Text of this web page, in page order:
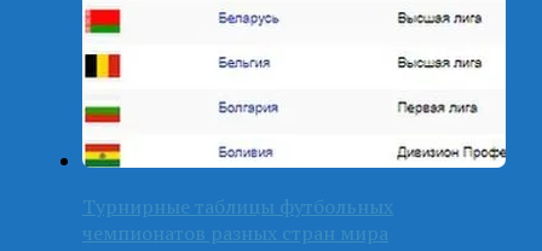
Турнирные таблицы футбольных
чемпионатов разных стран мира